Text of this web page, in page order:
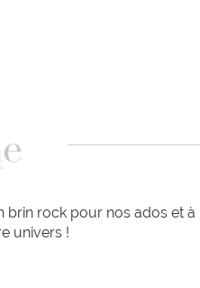
rock pour nos ados et
univers !